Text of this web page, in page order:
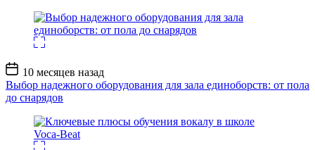
Дата
записи
10 месяцев назад
Выбор надежного оборудования для зала единоборств: от пола
до снарядов